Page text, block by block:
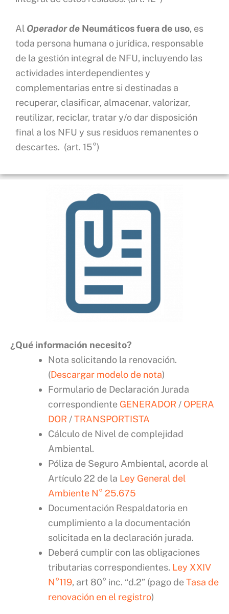
Al Operador de Neumáticos fuera de uso, es
toda persona humana o jurídica, responsable
de la gestión integral de NFU, incluyendo las
actividades interdependientes y
complementarias entre si destinadas a
recuperar, clasificar, almacenar, valorizar,
reutilizar, reciclar, tratar y/o dar disposición
final a los NFU y sus residuos remanentes o
descartes. (art. 15°)
¿Qué información necesito?
Nota solicitando la renovación.
(Descargar modelo de nota)
Formulario de Declaración Jurada
correspondiente GENERADOR / OPERA
DOR /TRANSPORTISTA
Cálculo de Nivel de complejidad
Ambiental.
Póliza de Seguro Ambiental, acorde al
Artículo 22 de la Ley General del
Ambiente N° 25.675
Documentación Respaldatoria en
cumplimiento a la documentación
solicitada en la declaración jurada.
Deberá cumplir con las obligaciones
tributarias correspondientes. Ley XXIV
N°119, art 80° inc. “d.2” (pago deTasa de
renovación en el registro)